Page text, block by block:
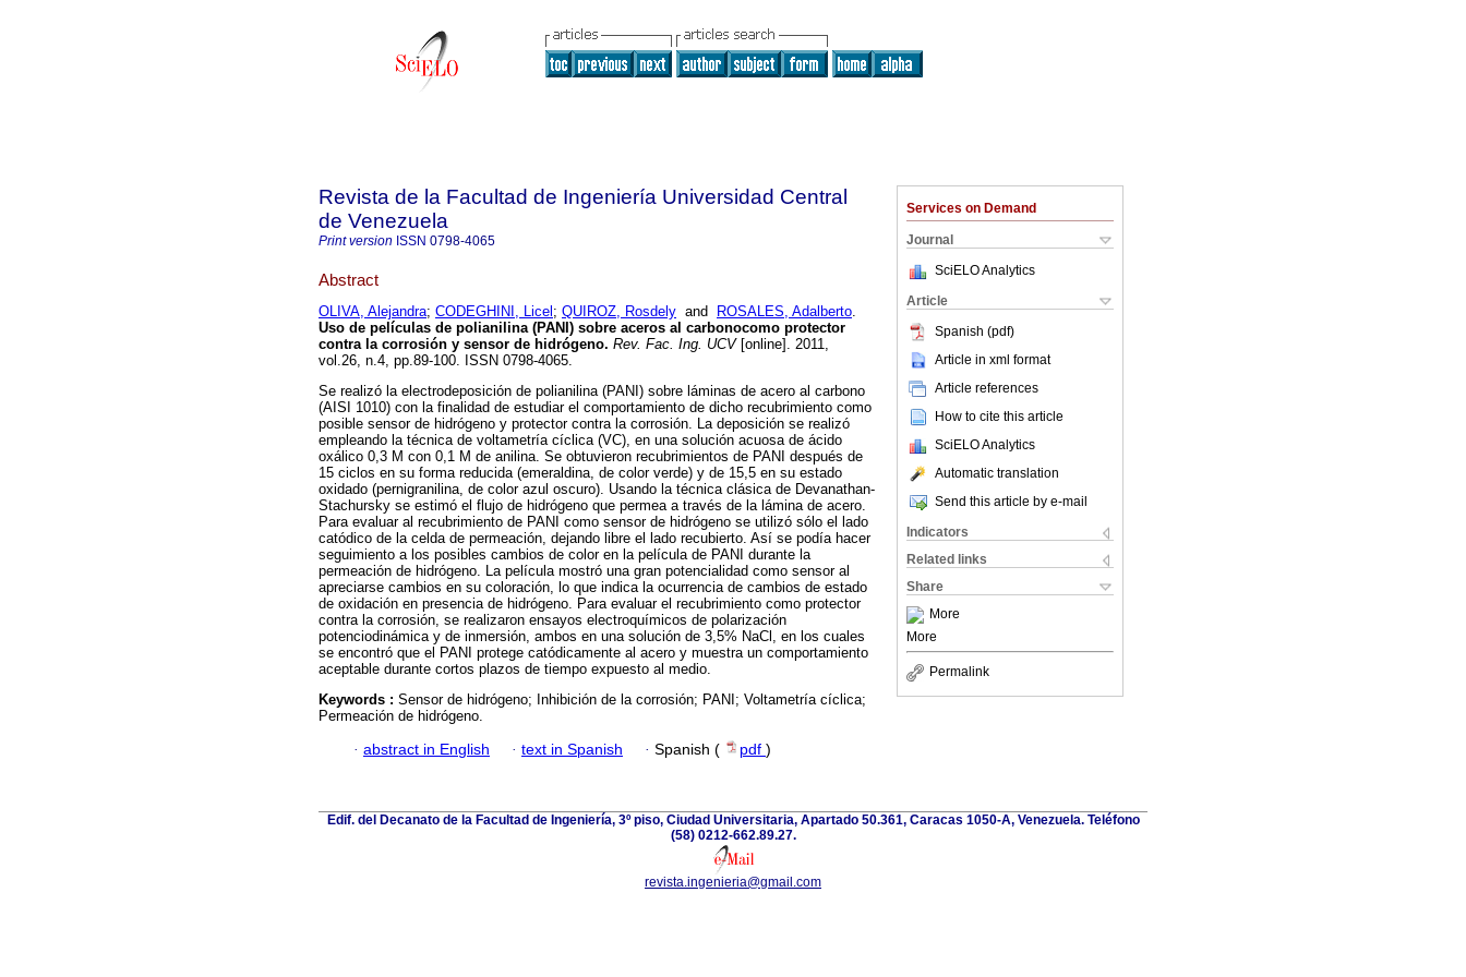
Services on Demand
Journal
SciELO Analytics
Article
Spanish (pdf)
Article in xml format
Article references
How to cite this article
SciELO Analytics
Automatic translation
Send this article by e-mail
Indicators
Related links
Share
More
More
Permalink
Revista de la Facultad de Ingeniería Universidad Central
de Venezuela
Print version ISSN 0798-4065
Abstract
OLIVA, Alejandra; CODEGHINI, Licel ; QUIROZ, Rosdely and ROSALES, Adalberto.
Uso de películas de polianilina (PANI ) sobre aceros al carbonocomo protector
contra la corrosión y sensor de hidrógeno. Rev. Fac. Ing. UCV[online]. 2011,
vol.26, n.4, pp.89-100. ISSN 0798-4065.
Se realizó la electrodeposición de polianilina (PANI) sobre láminas de acero al carbono
(AISI 1010) con la finalidad de estudiar el comportamiento de dicho recubrimiento como
posible sensor de hidrógeno y protector contra la corrosión. La deposición se realizó
empleando la técnica de voltametría cíclica (VC), en una solución acuosa de ácido
oxálico 0,3 M con 0,1 M de anilina. Se obtuvieron recubrimientos de PANI después de
15 ciclos en su forma reducida (emeraldina, de color verde) y de 15,5 en su estado
oxidado (pernigranilina, de color azul oscuro). Usando la técnica clásica de Devanathan-
Stachursky se estimó el flujo de hidrógeno que permea a través de la lámina de acero.
Para evaluar al recubrimiento de PANI como sensor de hidrógeno se utilizó sólo el lado
catódico de la celda de permeación, dejando libre el lado recubierto. Así se podía hacer
seguimiento a los posibles cambios de color en la película de PANI durante la
permeación de hidrógeno. La película mostró una gran potencialidad como sensor al
apreciarse cambios en su coloración, lo que indica la ocurrencia de cambios de estado
de oxidación en presencia de hidrógeno. Para evaluar el recubrimiento como protector
contra la corrosión, se realizaron ensayos electroquímicos de polarización
potenciodinámica y de inmersión, ambos en una solución de 3,5% NaCl, en los cuales
se encontró que el PANI protege catódicamente al acero y muestra un comportamiento
aceptable durante cortos plazos de tiempo expuesto al medio.
Keywords : Sensor de hidrógeno; Inhibición de la corrosión; PANI; Voltametría cíclica;
Permeación de hidrógeno.
· abstract in English · text in Spanish · Spanish ( pdf )
Edif. del Decanato de la Facultad de Ingeniería, 3º piso, Ciudad Universitaria, Apartado 50.361, Caracas 1050-A, Venezuela. Teléfono
(58) 0212-662.89.27.
revista.ingenieria@gmail.com